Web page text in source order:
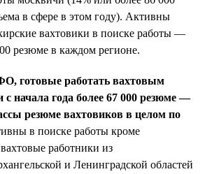
в сфере в этом году). Активны
вахтовики в поиске работы —
резюме в каждом регионе.
готовые работать вахтовым
с начала года более 67 000 резюме —
резюме вахтовиков в целом по
в поиске работы кроме
работники из
и Ленинградской областей